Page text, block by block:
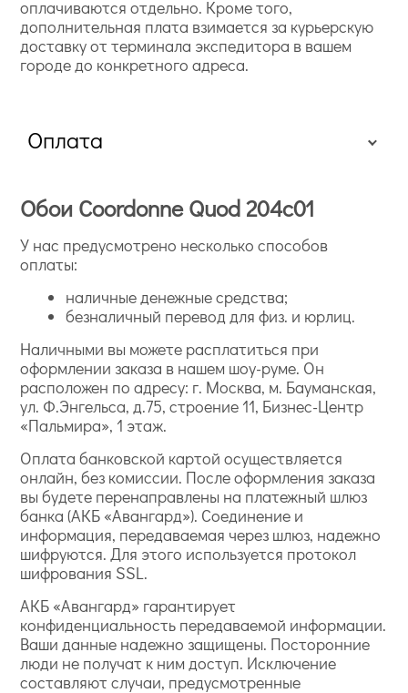
оплачиваются отдельно. Кроме того,
дополнительная плата взимается за курьерскую
доставку от терминала экспедитора в вашем
городе до конкретного адреса.
Оплата
Обои Coordonne Quod 204c01
У нас предусмотрено несколько способов
оплаты:
наличные денежные средства;
безналичный перевод для физ. и юрлиц.
Наличными вы можете расплатиться при
оформлении заказа в нашем шоу-руме. Он
расположен по адресу: г. Москва, м. Бауманская,
ул. Ф.Энгельса, д.75, строение 11, Бизнес-Центр
«Пальмира», 1 этаж.
Оплата банковской картой осуществляется
онлайн, без комиссии. После оформления заказа
вы будете перенаправлены на платежный шлюз
банка (АКБ «Авангард»). Соединение и
информация, передаваемая через шлюз, надежно
шифруются. Для этого используется протокол
шифрования SSL.
АКБ «Авангард» гарантирует
конфиденциальность передаваемой информации.
Ваши данные надежно защищены. Посторонние
люди не получат к ним доступ. Исключение
составляют случаи, предусмотренные